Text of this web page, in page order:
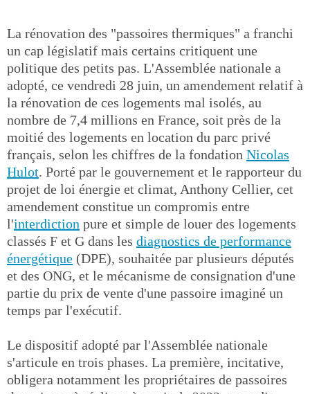
La rénovation des "passoires thermiques" a franchi
un cap législatif mais certains critiquent une
politique des petits pas. L'Assemblée nationale a
adopté, ce vendredi 28 juin, un amendement relatif à
la rénovation de ces logements mal isolés, au
nombre de 7,4 millions en France, soit près de la
moitié des logements en location du parc privé
français, selon les chiffres de la fondation Nicolas
Hulot. Porté par le gouvernement et le rapporteur du
projet de loi énergie et climat, Anthony Cellier, cet
amendement constitue un compromis entre
l'interdiction pure et simple de louer des logements
classés F et G dans les diagnostics de performance
énergétique (DPE), souhaitée par plusieurs députés
et des ONG, et le mécanisme de consignation d'une
partie du prix de vente d'une passoire imaginé un
temps par l'exécutif.
Le dispositif adopté par l'Assemblée nationale
s'articule en trois phases. La première, incitative,
obligera notamment les propriétaires de passoires